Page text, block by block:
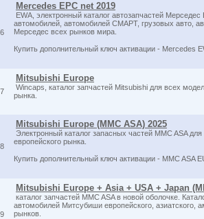
6
Mercedes EPC net 2019
EWA, электронный каталог автозапчастей
автомобилей, автомобилей СМАРТ, грузовых авто,
Мерседес всех рынков мира.
Купить дополнительный ключ активации - Mercedes
7
Mitsubishi Europe
Wincaps, каталог запчастей Mitsubishi для всех
рынка.
8
Mitsubishi Europe (MMC ASA) 2025
Электронный каталог запасных частей MMC ASA
европейского рынка.
Купить дополнительный ключ активации - MMC ASA
9
Mitsubishi Europe + Asia + USA + Japan
каталог запчастей MMC ASA в новой оболочке.
автомобилей Митсубиши европейского, азиатского,
рынков.